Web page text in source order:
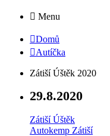
Menu
Domů
Autíčka
Zátiší Úštěk 2020
29.8.2020
Zátiší Úštěk
Autokemp Zátiší